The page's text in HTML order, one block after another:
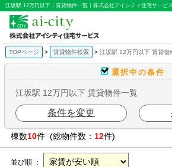
江坂駅 12万円以下｜賃貸物件一覧｜株式会社アイシティ住宅サービス
TOPページ 賃貸物件検索 江坂駅 12万円以下 賃貸物
選択中の条件
江坂駅 12万円以下 賃貸物件一覧
条件を変更
棟数10件 (総物件数： 12件)
並び順 ：